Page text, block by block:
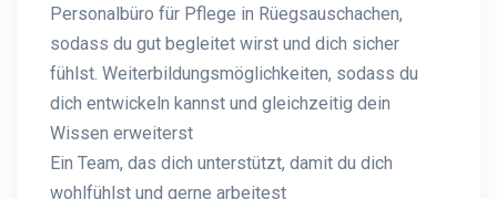
Personalbüro für Pflege in Rüegsauschachen,
sodass du gut begleitet wirst und dich sicher
fühlst. Weiterbildungsmöglichkeiten, sodass du
dich entwickeln kannst und gleichzeitig dein
Wissen erweiterst
Ein Team, das dich unterstützt, damit du dich
wohlfühlst und gerne arbeitest